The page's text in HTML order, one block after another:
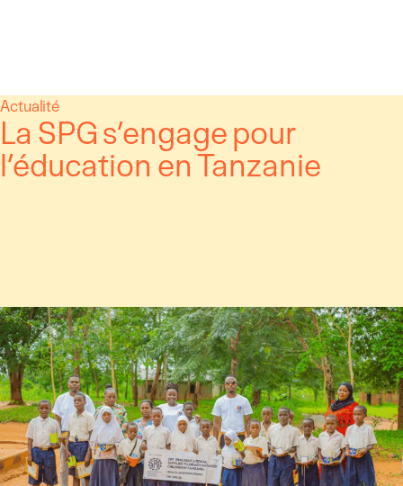
Aller
au
contenu
Actualité
La SPG s’engage pour
l’éducation en Tanzanie